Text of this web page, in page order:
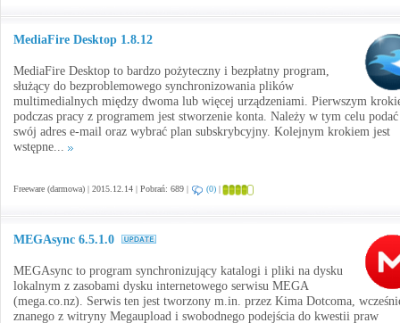
MediaFire Desktop 1.8.12
MediaFire Desktop to bardzo pożyteczny i bezpłatny program,
służący do bezproblemowego synchronizowania plików
multimedialnych między dwoma lub więcej urządzeniami. Pierwszym
podczas pracy z programem jest stworzenie konta. Należy w tym celu podać
swój adres e-mail oraz wybrać plan subskrybcyjny. Kolejnym krokiem jest
wstępne...
Freeware (darmowa) | 2015.12.14 | Pobrań: 689 | (0) |
MEGAsync 6.5.1.0
MEGAsync to program synchronizujący katalogi i pliki na dysku
lokalnym z zasobami dysku internetowego serwisu MEGA
(mega.co.nz). Serwis ten jest tworzony m.in. przez Kima Dotcoma,
znanego z witryny Megaupload i swobodnego podejścia do kwestii praw